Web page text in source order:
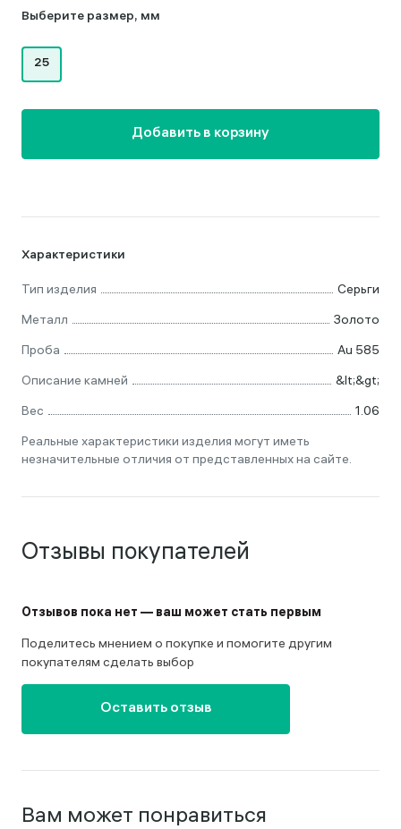
Характеристики
Тип изделия
Серьги
Металл
Золото
Проба
Au 585
Описание камней
&lt;&gt;
Вес
1.06
Реальные характеристики изделия могут иметь
незначительные отличия от представленных на сайте.
Выберите размер, мм
25
Добавить в корзину
Отзывы покупателей
Отзывов пока нет — ваш может стать первым
Поделитесь мнением о покупке и помогите другим
покупателям сделать выбор
Оставить отзыв
Вам может понравиться